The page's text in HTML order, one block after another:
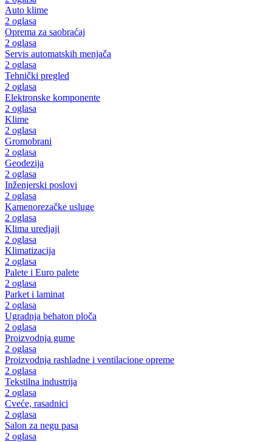
Auto klime
2 oglasa
Oprema za saobraćaj
2 oglasa
Servis automatskih menjača
2 oglasa
Tehnički pregled
2 oglasa
Elektronske komponente
2 oglasa
Klime
2 oglasa
Gromobrani
2 oglasa
Geodezija
2 oglasa
Inženjerski poslovi
2 oglasa
Kamenorezačke usluge
2 oglasa
Klima uredjaji
2 oglasa
Klimatizacija
2 oglasa
Palete i Euro palete
2 oglasa
Parket i laminat
2 oglasa
Ugradnja behaton ploča
2 oglasa
Proizvodnja gume
2 oglasa
Proizvodnja rashladne i ventilacione opreme
2 oglasa
Tekstilna industrija
2 oglasa
Cveće, rasadnici
2 oglasa
Salon za negu pasa
2 oglasa